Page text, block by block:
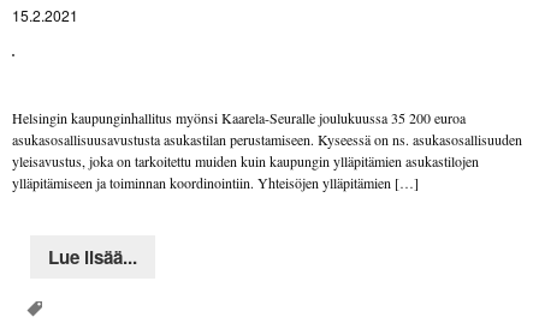
15.2.2021
Helsingin kaupunginhallitus myönsi Kaarela-Seuralle joulukuussa 35 200 euroa
asukasosallisuusavustusta asukastilan perustamiseen. Kyseessä on ns. asukasosallisuuden
yleisavustus, joka on tarkoitettu muiden kuin kaupungin ylläpitämien asukastilojen
ylläpitämiseen ja toiminnan koordinointiin. Yhteisöjen ylläpitämien […]
Lue lisää...